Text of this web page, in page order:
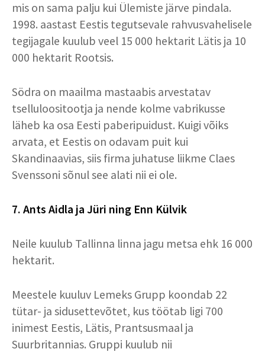
mis on sama palju kui Ülemiste järve pindala.
1998. aastast Eestis tegutsevale rahvusvahelisele
tegijagale kuulub veel 15 000 hektarit Lätis ja 10
000 hektarit Rootsis.
Södra on maailma mastaabis arvestatav
tselluloositootja ja nende kolme vabrikusse
läheb ka osa Eesti paberipuidust. Kuigi võiks
arvata, et Eestis on odavam puit kui
Skandinaavias, siis firma juhatuse liikme Claes
Svenssoni sõnul see alati nii ei ole.
7. Ants Aidla ja Jüri ning Enn Külvik
Neile kuulub Tallinna linna jagu metsa ehk 16 000
hektarit.
Meestele kuuluv Lemeks Grupp koondab 22
tütar- ja sidusettevõtet, kus töötab ligi 700
inimest Eestis, Lätis, Prantsusmaal ja
Suurbritannias. Gruppi kuulub nii